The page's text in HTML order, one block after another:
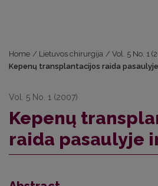
Home / Lietuvos chirurgija / Vol. 5 No. 1
Kepenų transplantacijos raida
Vol. 5 No. 1 (2007)
Kepenų
raida pasaulyje